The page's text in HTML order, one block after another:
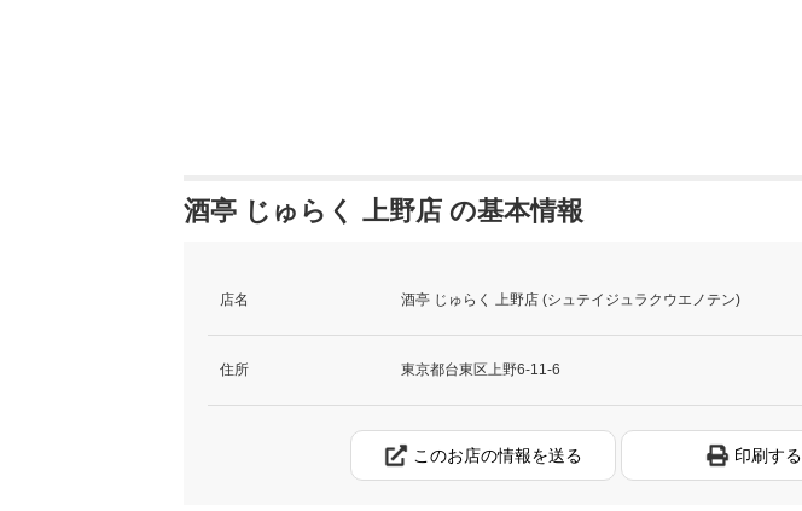
酒亭 じゅらく 上野店 の基本情報
店名 酒亭 じゅらく 上野店 (シュテイジュラクウエノテン)
住所 東京都台東区上野6-11-6
このお店の情報を送る 印刷する